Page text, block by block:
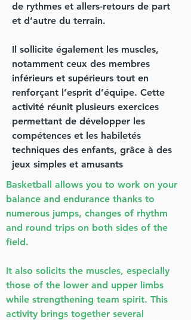
de rythmes et allers-retours de part
et d’autre du terrain.
Il sollicite également les muscles,
notamment ceux des membres
inférieurs et supérieurs tout en
renforçant l’esprit d’équipe. Cette
activité réunit plusieurs exercices
permettant de développer les
compétences et les habiletés
techniques des enfants, grâce à des
jeux simples et amusants
Basketball allows you to work on your
balance and endurance thanks to
numerous jumps, changes of rhythm
and round trips on both sides of the
field.
It also solicits the muscles, especially
those of the lower and upper limbs
while strengthening team spirit. This
activity brings together several